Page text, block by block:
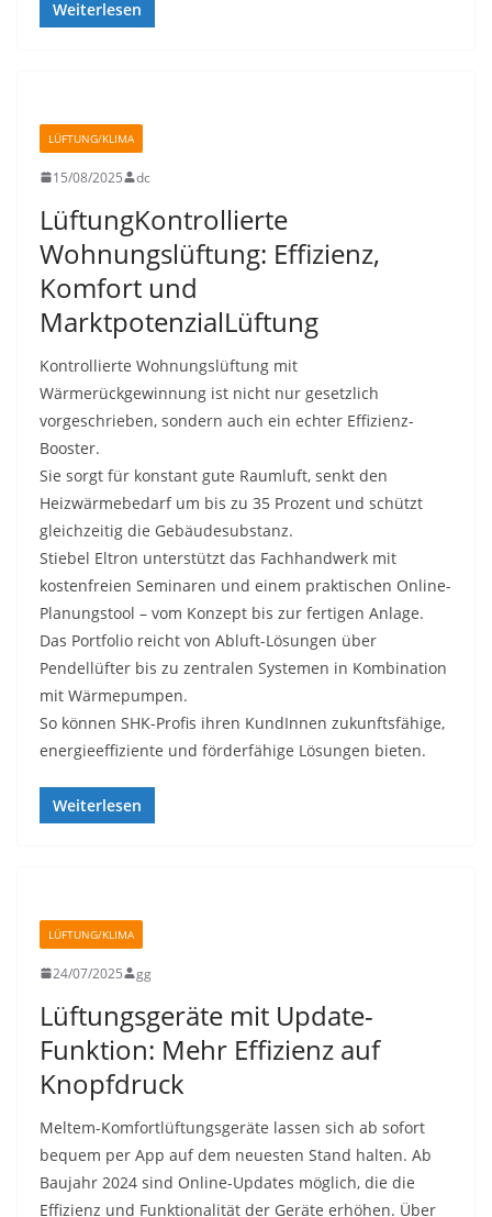
Weiterlesen
LÜFTUNG/KLIMA
15/08/2025 dc
LüftungKontrollierte
Wohnungslüftung: Effizienz,
Komfort und
MarktpotenzialLüftung
Kontrollierte Wohnungslüftung mit
Wärmerückgewinnung ist nicht nur gesetzlich
vorgeschrieben, sondern auch ein echter Effizienz-
Booster.
Sie sorgt für konstant gute Raumluft, senkt den
Heizwärmebedarf um bis zu 35 Prozent und schützt
gleichzeitig die Gebäudesubstanz.
Stiebel Eltron unterstützt das Fachhandwerk mit
kostenfreien Seminaren und einem praktischen Online-
Planungstool – vom Konzept bis zur fertigen Anlage.
Das Portfolio reicht von Abluft-Lösungen über
Pendellüfter bis zu zentralen Systemen in Kombination
mit Wärmepumpen.
So können SHK-Profis ihren KundInnen zukunftsfähige,
energieeffiziente und förderfähige Lösungen bieten.
Weiterlesen
LÜFTUNG/KLIMA
24/07/2025 gg
Lüftungsgeräte mit Update-
Funktion: Mehr Effizienz auf
Knopfdruck
Meltem-Komfortlüftungsgeräte lassen sich ab sofort
bequem per App auf dem neuesten Stand halten. Ab
Baujahr 2024 sind Online-Updates möglich, die die
Effizienz und Funktionalität der Geräte erhöhen. Über